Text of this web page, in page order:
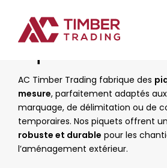
Offre Travaux de transformation du
Piquets en bois
AC Timber Trading fabrique des
mesure, parfaitement adaptés
marquage, de délimitation ou de
temporaires. Nos piquets offrent
robuste et durable pour les
l’aménagement extérieur.